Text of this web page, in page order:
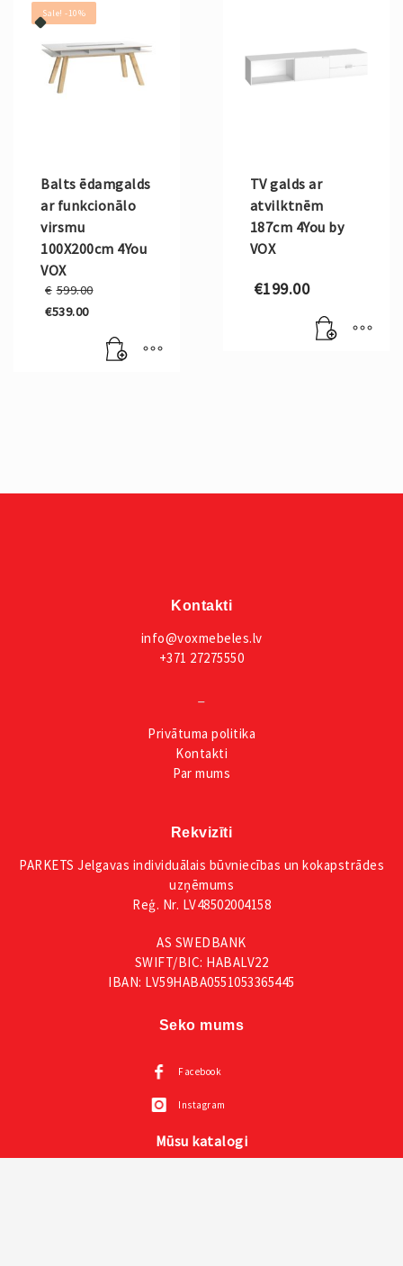
Sale! -10%
Balts ēdamgalds
ar funkcionālo
virsmu
100X200cm 4You
VOX
€ 599.00
€599.00.
€539.00
TV galds ar
atvilktnēm
187cm 4You by
VOX
€199.00
Kontakti
info@voxmebeles.lv
+371 27275550
Privātuma politika
Kontakti
Par mums
Rekvizīti
PARKETS Jelgavas individuālais būvniecības un kokapstrādes
uzņēmums
Reģ. Nr. LV48502004158
AS SWEDBANK
SWIFT/BIC: HABALV22
IBAN: LV59HABA0551053365445
Seko mums
Facebook
Instagram
Mūsu katalogi